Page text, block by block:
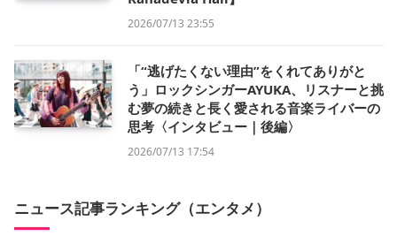
2026/07/13 23:55
「“逃げたくない理由”をくれてありがと
う」ロックシンガーAYUKA、リスナーと挑
む夢の続きと長く愛される音楽ライバーの
思考〈インタビュー｜後編〉
2026/07/13 17:54
ニュース記事ランキング（エンタメ）